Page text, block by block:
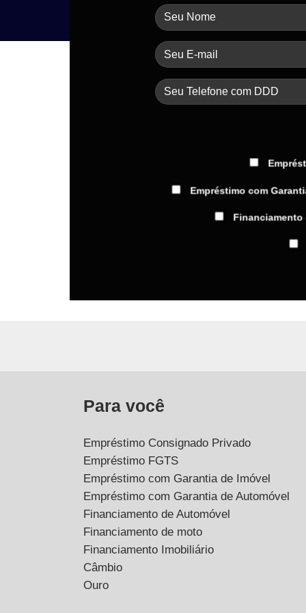
Empréstimo com
Financiamento
Para você
Empréstimo Consignado Privado
Empréstimo FGTS
Empréstimo com Garantia de Imóvel
Empréstimo com Garantia de Automóvel
Financiamento de Automóvel
Financiamento de moto
Financiamento Imobiliário
Câmbio
Ouro